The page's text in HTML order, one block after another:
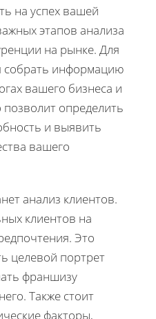
на успех вашей
этапов анализа
на рынке. Для
собрать информацию
вашего бизнеса и
определить
и выявить
вашего
анализ клиентов.
клиентов на
Это
целевой портрет
франшизу
Также стоит
факторы,